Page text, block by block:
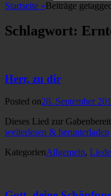
Startseite »Beiträge
Schlagwort:
Herr, zu dir
Posted on28. September
Dieses Lied zur
weiterlesen & herunterladen
KategorienAllgemein,